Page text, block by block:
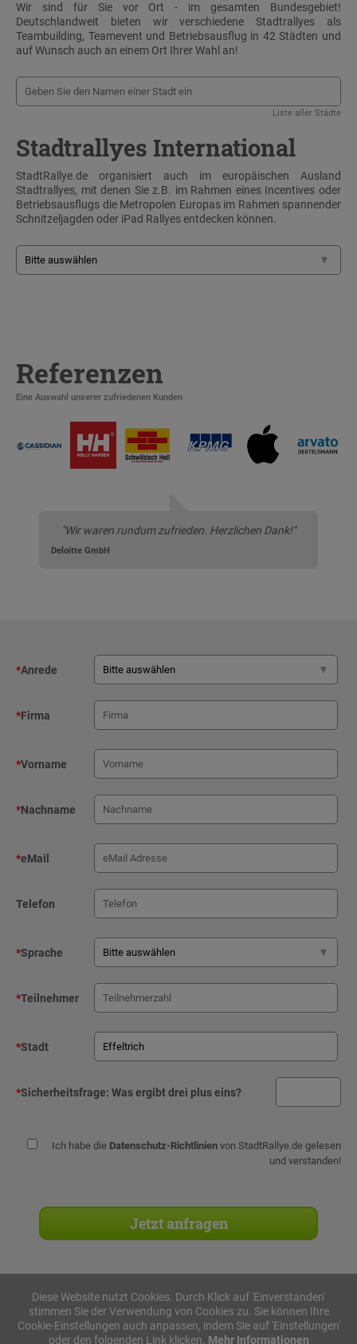
Wir sind für Sie vor Ort - im gesamten Bundesgebiet!
Deutschlandweit bieten wir verschiedene Stadtrallyes als
Teambuilding, Teamevent und Betriebsausflug in 42 Städten und
auf Wunsch auch an einem Ort Ihrer Wahl an!
Liste aller Städte
Stadtrallyes International
StadtRallye.de organisiert auch im europäischen Ausland
Stadtrallyes, mit denen Sie z.B. im Rahmen eines Incentives oder
Betriebsausflugs die Metropolen Europas im Rahmen spannender
Schnitzeljagden oder iPad Rallyes entdecken können.
Referenzen
Eine Auswahl unserer zufriedenen Kunden
"Wir waren rundum zufrieden. Herzlichen Dank!"
Deloitte GmbH
*Anrede
*Firma
*Vorname
*Nachname
*eMail
Telefon
*Sprache
*Teilnehmer
*Stadt
*Sicherheitsfrage: Was ergibt drei plus eins?
Ich habe die Datenschutz-Richtlinien von StadtRallye.de gelesen
und verstanden!
Stadtrallyes
iPad Rallye
Diese Website nutzt Cookies. Durch Klick auf 'Einverstanden'
stimmen Sie der Verwendung von Cookies zu. Sie können Ihre
Cookie-Einstellungen auch anpassen, indem Sie auf 'Einstellungen'
oder den folgenden Link klicken. Mehr Informationen